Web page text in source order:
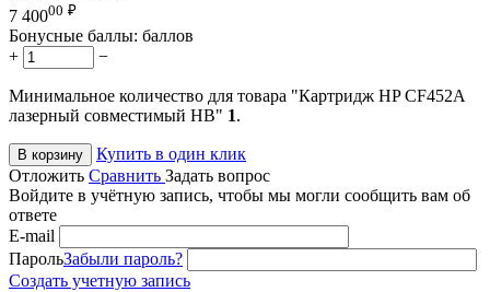
7 40000 ₽
Бонусные баллы: баллов
+
−
Минимальное количество для товара "Картридж HP CF452A
лазерный совместимый HB" 1.
В корзину
Купить в один клик
Отложить Сравнить Задать вопрос
Войдите в учётную запись, чтобы мы могли сообщить вам об
ответе
E-mail
ПарольЗабыли пароль?
Создать учетную запись